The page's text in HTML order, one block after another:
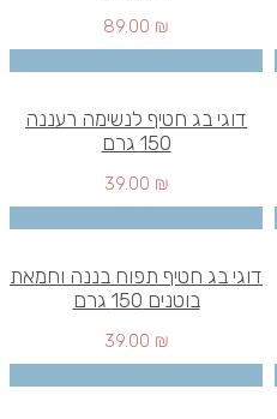
89.00 ₪
דוגי בג חטיף לנשימה רעננה
150 גרם
39.00 ₪
דוגי בג חטיף תפוח בננה וחמאת
בוטנים 150 גרם
39.00 ₪